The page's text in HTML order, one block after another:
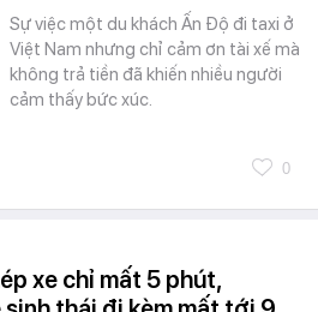
Sự việc một du khách Ấn Độ đi taxi ở
Việt Nam nhưng chỉ cảm ơn tài xế mà
không trả tiền đã khiến nhiều người
cảm thấy bức xúc.
0
xe chỉ mất 5 phút,